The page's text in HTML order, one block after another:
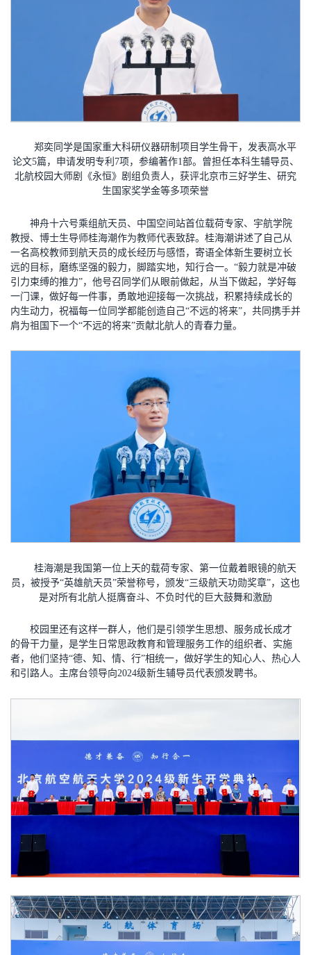
郑奕同学是国家重大科研仪器研制项目学生骨干，发表高水平
论文5篇，申请发明专利7项，参编著作1部。曾担任本科生辅导员、
北航校园大师剧《永恒》剧组负责人，获评北京市三好学生、研究
生国家奖学金等多项荣誉
神舟十六号乘组航天员、中国空间站首位载荷专家、宇航学院
教授、博士生导师桂海潮作为教师代表致辞。桂海潮讲述了自己从
一名高校教师到航天员的成长经历与感悟，寄语全体新生要树立长
远的目标，磨练坚强的毅力，脚踏实地，知行合一。“毅力就是冲破
引力束缚的推力”，他号召同学们从眼前做起，从当下做起，学好每
一门课，做好每一件事，勇敢地迎接每一次挑战，积累持续成长的
内生动力，祝福每一位同学都能创造自己“不远的将来”，共同携手并
肩为祖国下一个“不远的将来”贡献北航人的青春力量。
桂海潮是我国第一位上天的载荷专家、第一位戴着眼镜的航天
员，被授予“英雄航天员”荣誉称号，颁发“三级航天功勋奖章”，这也
是对所有北航人挺膺奋斗、不负时代的巨大鼓舞和激励
校园里还有这样一群人，他们是引领学生思想、服务成长成才
的骨干力量，是学生日常思政教育和管理服务工作的组织者、实施
者，他们坚持“德、知、情、行”相统一，做好学生的知心人、热心人
和引路人。主席台领导向2024级新生辅导员代表颁发聘书。